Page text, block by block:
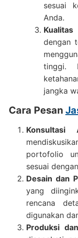
sesuai
Anda.
dengan
tinggi.
jangka
Cara Pesan
Konsultasi
portofolio
sesuai
Desain dan
yang
rencana
digunakan
Produksi